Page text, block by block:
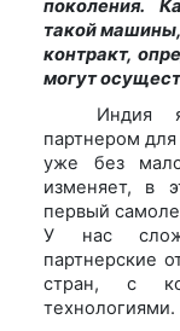
поколения.
такой
контракт,
могут
Индия
партнером
уже без
изменяет, в
первый
У нас
партнерские
стран, с
технологиями.